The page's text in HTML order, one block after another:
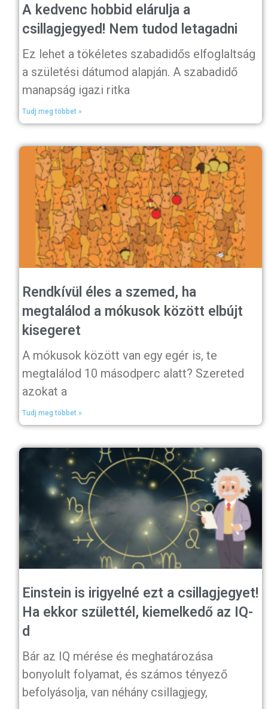
A kedvenc hobbid elárulja a
csillagjegyed! Nem tudod letagadni
Ez lehet a tökéletes szabadidős elfoglaltság
a születési dátumod alapján. A szabadidő
manapság igazi ritka
Tudj meg többet »
Rendkívül éles a szemed, ha
megtalálod a mókusok között elbújt
kisegeret
A mókusok között van egy egér is, te
megtalálod 10 másodperc alatt? Szereted
azokat a
Tudj meg többet »
Einstein is irigyelné ezt a csillagjegyet!
Ha ekkor születtél, kiemelkedő az IQ-
d
Bár az IQ mérése és meghatározása
bonyolult folyamat, és számos tényező
befolyásolja, van néhány csillagjegy,